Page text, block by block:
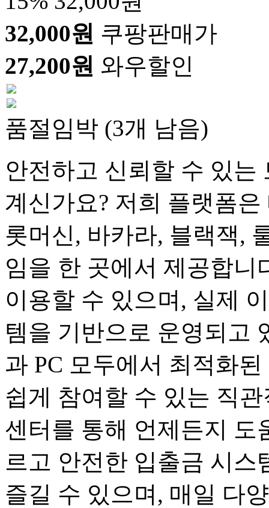
32,000원 쿠팡판매가
27,200원 와우할인
품절임박 (3개 남음)
안전하고 신뢰할 수 있는
계신가요? 저희 플랫폼
롯머신, 바카라, 블랙잭,
임을 한 곳에서 제공합니
이용할 수 있으며, 실제
템을 기반으로 운영되고
과 PC 모두에서 최적화
쉽게 참여할 수 있는 직
센터를 통해 언제든지 도
르고 안전한 입출금 시스
즐길 수 있으며, 매일 다